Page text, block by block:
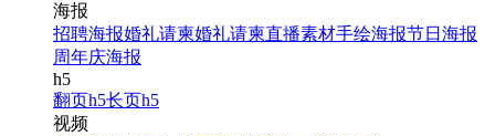
海报
招聘海报婚礼请柬婚礼请柬直播素材手绘海报节日海报
周年庆海报
h5
翻页h5长页h5
视频